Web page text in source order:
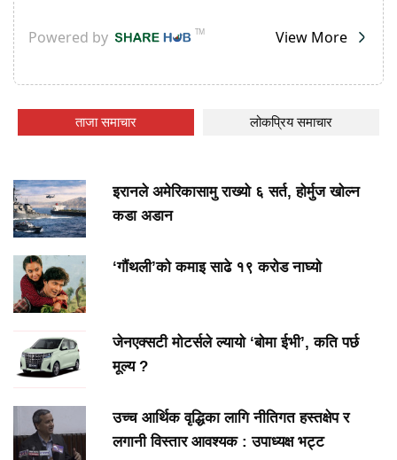
ताजा समाचार लोकप्रिय समाचार
इरानले अमेरिकासामु राख्यो ६ सर्त, होर्मुज खोल्न
कडा अडान
‘गौंथली’को कमाइ साढे १९ करोड नाघ्यो
जेनएक्सटी मोटर्सले ल्यायो ‘बोमा ईभी’, कति पर्छ
मूल्य ?
उच्च आर्थिक वृद्धिका लागि नीतिगत हस्तक्षेप र
लगानी विस्तार आवश्यक : उपाध्यक्ष भट्ट